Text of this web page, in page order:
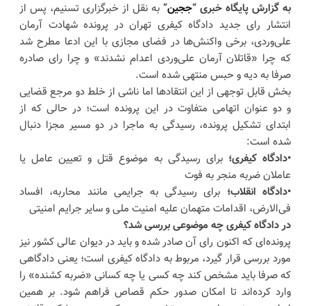
به گزارش پایگاه خبری “ججین”به نقل از خبرگزاری تسنیم، پس از
انتشار رای جدید دادگاه کیفری تهران در پرونده شهادت آرمان
علی‌وردی، برخی واکنش‌ها در فضای مجازی با این ادعا مطرح شد
که چرا «قاتلان آرمان علی‌وردی اعدام نشدند» و چرا رای صادره
صرفا به دیه و حبس منتهی شده است.
بخش قابل توجهی از این انتقادها اما ناشی از خلط دو مرجع قضایی
و دو عنوان اتهامی متفاوت در این پرونده است؛ در حالی که از
ابتدای تشکیل پرونده، رسیدگی به ماجرا در دو مسیر مجزا دنبال
شده است:
•دادگاه کیفری؛ برای رسیدگی به موضوع قتل و تعیین عامل یا
عاملان ضربه منجر به فوت
•دادگاه انقلاب؛ برای رسیدگی به جرایمی مانند محاربه، افساد
فی‌الارض، اقدامات متهمان علیه امنیت ملی و سایر جرایم امنیتی
در دادگاه کیفری چه موضوعی بررسی شد؟
پرونده‌ای که اکنون رای آن صادر شده و باید در دیوان عالی کشور نیز
مورد بررسی قرار گیرد، مربوط به دادگاه کیفری است؛ یعنی دادگاهی
که صرفا باید مشخص کند چه کسی یا چه کسانی «ضربه کشنده» را
وارد کرده‌اند تا امکان صدور حکم قصاص فراهم شود. بر همین